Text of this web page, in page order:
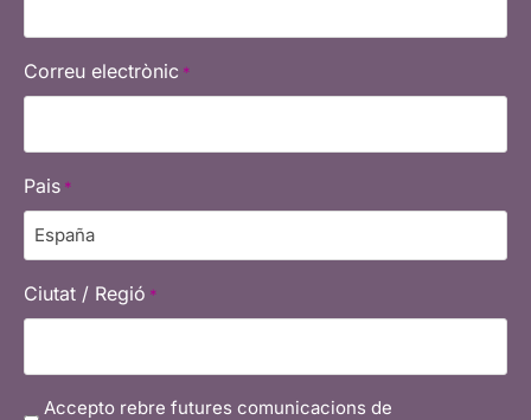
Correu electrònic *
Pais *
Ciutat / Regió *
marketing
Accepto rebre futures comunicacions de